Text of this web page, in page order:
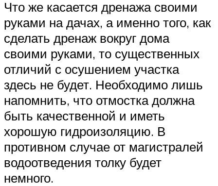
Что же касается дренажа своими
руками на дачах, а именно того, как
сделать дренаж вокруг дома
своими руками, то существенных
отличий с осушением участка
здесь не будет. Необходимо лишь
напомнить, что отмостка должна
быть качественной и иметь
хорошую гидроизоляцию. В
противном случае от магистралей
водоотведения толку будет
немного.